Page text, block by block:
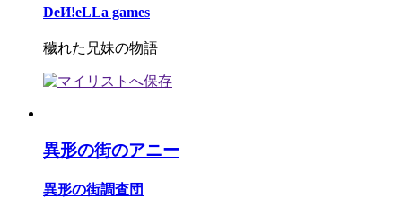
DeИ!eLLa games
穢れた兄妹の物語
異形の街のアニー
異形の街調査団